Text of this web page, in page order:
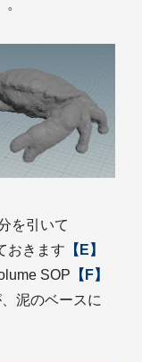
。
を引いて
おきます 【E】
SOP 【F】
泥のベースに